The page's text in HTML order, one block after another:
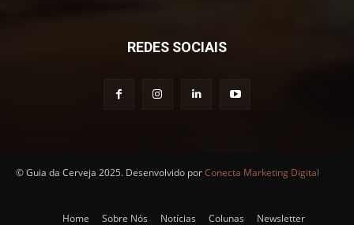
REDES SOCIAIS
© Guia da Cerveja 2025. Desenvolvido porConecta Marketing Digital
Home Sobre Nós Notícias Colunas Newsletter